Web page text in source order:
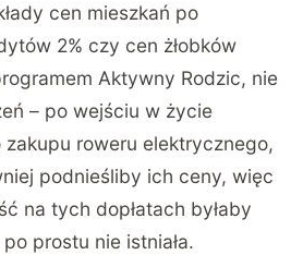
cen mieszkań po
2% czy cen żłobków
Aktywny Rodzic, nie
– po wejściu w życie
roweru elektrycznego,
podnieśliby ich ceny, więc
na tych dopłatach byłaby
prostu nie istniała.